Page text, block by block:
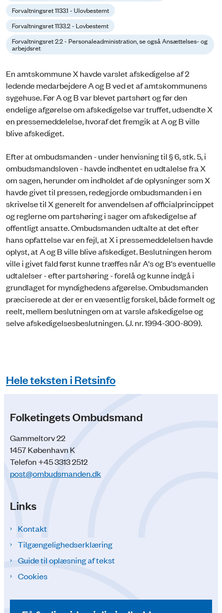
Forvaltningsret 1133.1 - Ulovbestemt
Forvaltningsret 1133.2 - Lovbestemt
Forvaltningsret 2.2 - Personaleadministration, se også Ansættelses- og
arbejdsret
En amtskommune X havde varslet afskedigelse af 2
ledende medarbejdere A og B ved et af amtskommunens
sygehuse. Før A og B var blevet partshørt og før den
endelige afgørelse om afskedigelse var truffet, udsendte X
en pressemeddelelse, hvoraf det fremgik at A og B ville
blive afskediget.
Efter at ombudsmanden - under henvisning til § 6, stk. 5, i
ombudsmandsloven - havde indhentet en udtalelse fra X
om sagen, herunder om indholdet af de oplysninger som X
havde givet til pressen, redegjorde ombudsmanden i en
skrivelse til X generelt for anvendelsen af officialprincippet
og reglerne om partshøring i sager om afskedigelse af
offentligt ansatte. Ombudsmanden udtalte at det efter
hans opfattelse var en fejl, at X i pressemeddelelsen havde
oplyst, at A og B ville blive afskediget. Beslutningen herom
ville i givet fald først kunne træffes når A's og B's eventuelle
udtalelser - efter partshøring - forelå og kunne indgå i
grundlaget for myndighedens afgørelse. Ombudsmanden
præciserede at der er en væsentlig forskel, både formelt og
reelt, mellem beslutningen om at varsle afskedigelse og
selve afskedigelsesbeslutningen. (J. nr. 1994-300-809).
Hele teksten i Retsinfo
Folketingets Ombudsmand
Gammeltorv 22
1457 København K
Telefon +45 3313 2512
post@ombudsmanden.dk
Links
Kontakt
Tilgængelighedserklæring
Guide til oplæsning af tekst
Cookies